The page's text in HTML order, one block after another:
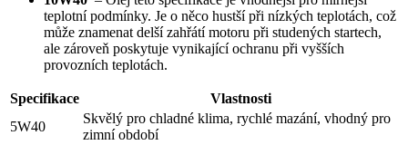
teplotní podmínky. Je o něco hustší při nízkých teplotách, což⁣
může znamenat delší zahřátí motoru při studených startech,
ale zároveň ‌poskytuje vynikající ochranu při vyšších
provozních teplotách.
Specifikace
Vlastnosti
5W40
Skvělý pro⁤ chladné ​klima, rychlé mazání, vhodný pro⁢
zimní období